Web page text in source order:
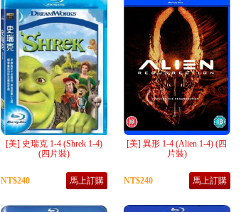
[美] 史瑞克 1-4 (Shrek 1-4)
(四片裝)
NT$240 馬上訂購
[美] 異形 1-4 (Alien 1-4) (四
片裝)
NT$240 馬上訂購